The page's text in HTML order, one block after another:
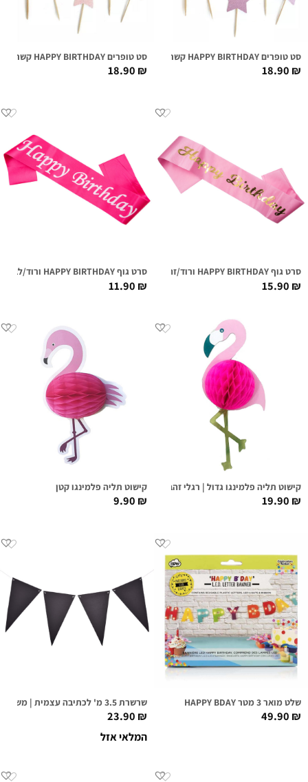
סט טופרים HAPPY BIRTHDAY קשת בענן | ורוד
18.90₪
סט טופרים HAPPY BIRTHDAY קשת בענן | ורוד פוקסיה
18.90₪
סרט גוף HAPPY BIRTHDAY ורוד/זהב
15.90₪
סרט גוף HAPPY BIRTHDAY ורוד/לבן
11.90₪
קישוט תליה פלמינגו גדול | רגלי זהב
19.90₪
קישוט תליה פלמינגו קטן
9.90₪
שלט מואר 3 מטר HAPPY BDAY
49.90₪
שרשרת 3.5 מ' לכתיבה עצמית | משולשים שחור גיר
23.90₪
המלאי אזל